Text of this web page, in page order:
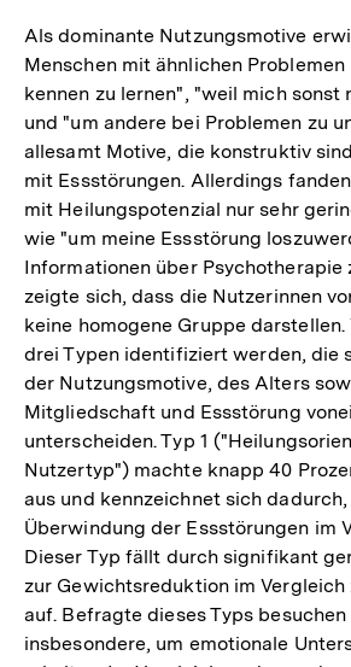
Als dominante Nutzungsmotive
Menschen mit ähnlichen Problemen
kennen zu lernen", "weil mich sonst
und "um andere bei Problemen zu
allesamt Motive, die konstruktiv
mit Essstörungen. Allerdings
mit Heilungspotenzial nur sehr
wie "um meine Essstörung
Informationen über Psychotherapie
zeigte sich, dass die Nutzerinnen
keine homogene Gruppe
drei Typen identifiziert werden, die
der Nutzungsmotive, des Alters
Mitgliedschaft und Essstörung
unterscheiden. Typ 1
Nutzertyp") machte knapp 40
aus und kennzeichnet sich
Überwindung der Essstörungen im
Dieser Typ fällt durch signifikant
zur Gewichtsreduktion im Vergleich
auf. Befragte dieses Typs
insbesondere, um emotionale